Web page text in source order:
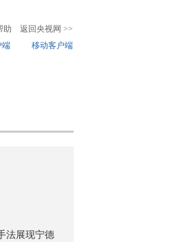
助 返回央视网 >>
端
移动客户端
法展现宁德